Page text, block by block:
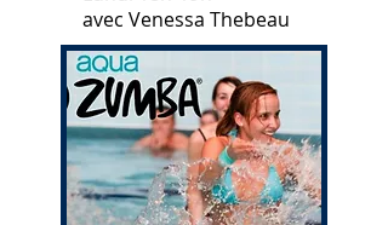
avec Venessa Thebeau